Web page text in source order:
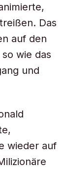
Das
auf den
wie das
und
wieder auf